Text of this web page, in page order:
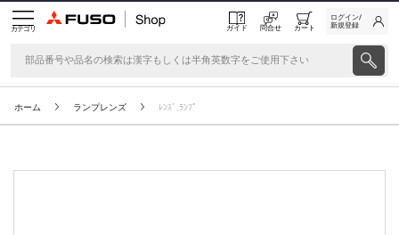
カテゴリ ガイド 問合せ カート
ログイン/
新規登録
ホーム ランプレンズ ﾚﾝｽﾞ,ﾗﾝﾌﾟ